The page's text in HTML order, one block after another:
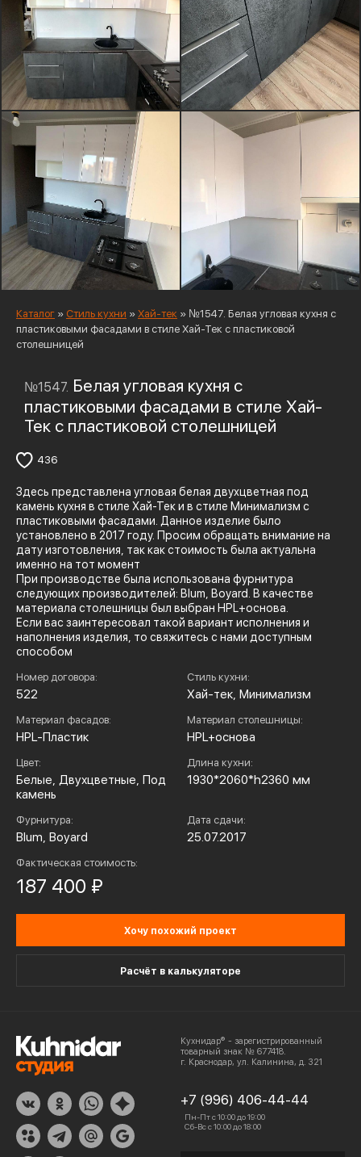
Каталог » Стиль кухни » Хай-тек » №1547. Белая угловая кухня с
пластиковыми фасадами в стиле Хай-Тек с пластиковой
столешницей
№1547. Белая угловая кухня с
пластиковыми фасадами в стиле Хай-
Тек с пластиковой столешницей
436
Здесь представлена угловая белая двухцветная под
камень кухня в стиле Хай-Тек и в стиле Минимализм с
пластиковыми фасадами. Данное изделие было
установлено в 2017 году. Просим обращать внимание на
дату изготовления, так как стоимость была актуальна
именно на тот момент
При производстве была использована фурнитура
следующих производителей: Blum, Boyard. В качестве
материала столешницы был выбран HPL+основа.
Если вас заинтересовал такой вариант исполнения и
наполнения изделия, то свяжитесь с нами доступным
способом
Номер договора:
522
Стиль кухни:
Хай-тек, Минимализм
Материал фасадов:
HPL-Пластик
Материал столешницы:
HPL+основа
Цвет:
Белые, Двухцветные, Под
камень
Длина кухни:
1930*2060*h2360 мм
Фурнитура:
Blum, Boyard
Дата сдачи:
25.07.2017
Фактическая стоимость:
187 400 ₽
Хочу похожий проект
Расчёт в калькуляторе
Кухнидар® - зарегистрированный
товарный знак № 677418.
г. Краснодар, ул. Калинина, д. 321
+7 (996) 406-44-44
Пн-Пт с 10:00 до 19:00
Сб-Вс с 10:00 до 18:00